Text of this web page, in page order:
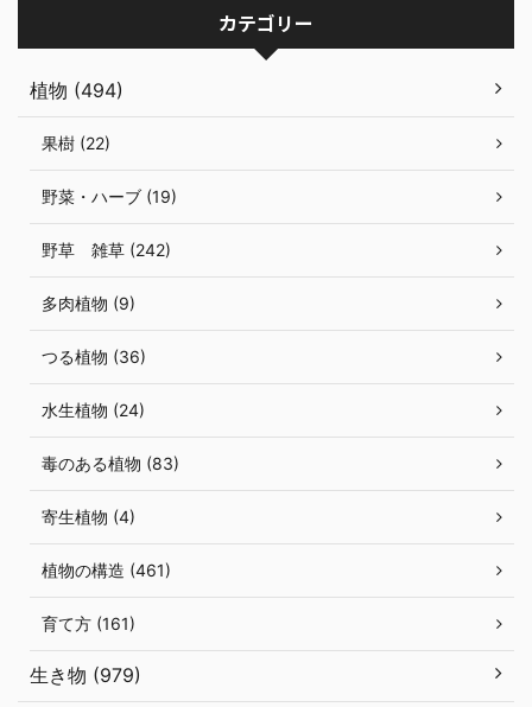
カテゴリー
植物 (494)
果樹 (22)
野菜・ハーブ (19)
野草 雑草 (242)
多肉植物 (9)
つる植物 (36)
水生植物 (24)
毒のある植物 (83)
寄生植物 (4)
植物の構造 (461)
育て方 (161)
生き物 (979)